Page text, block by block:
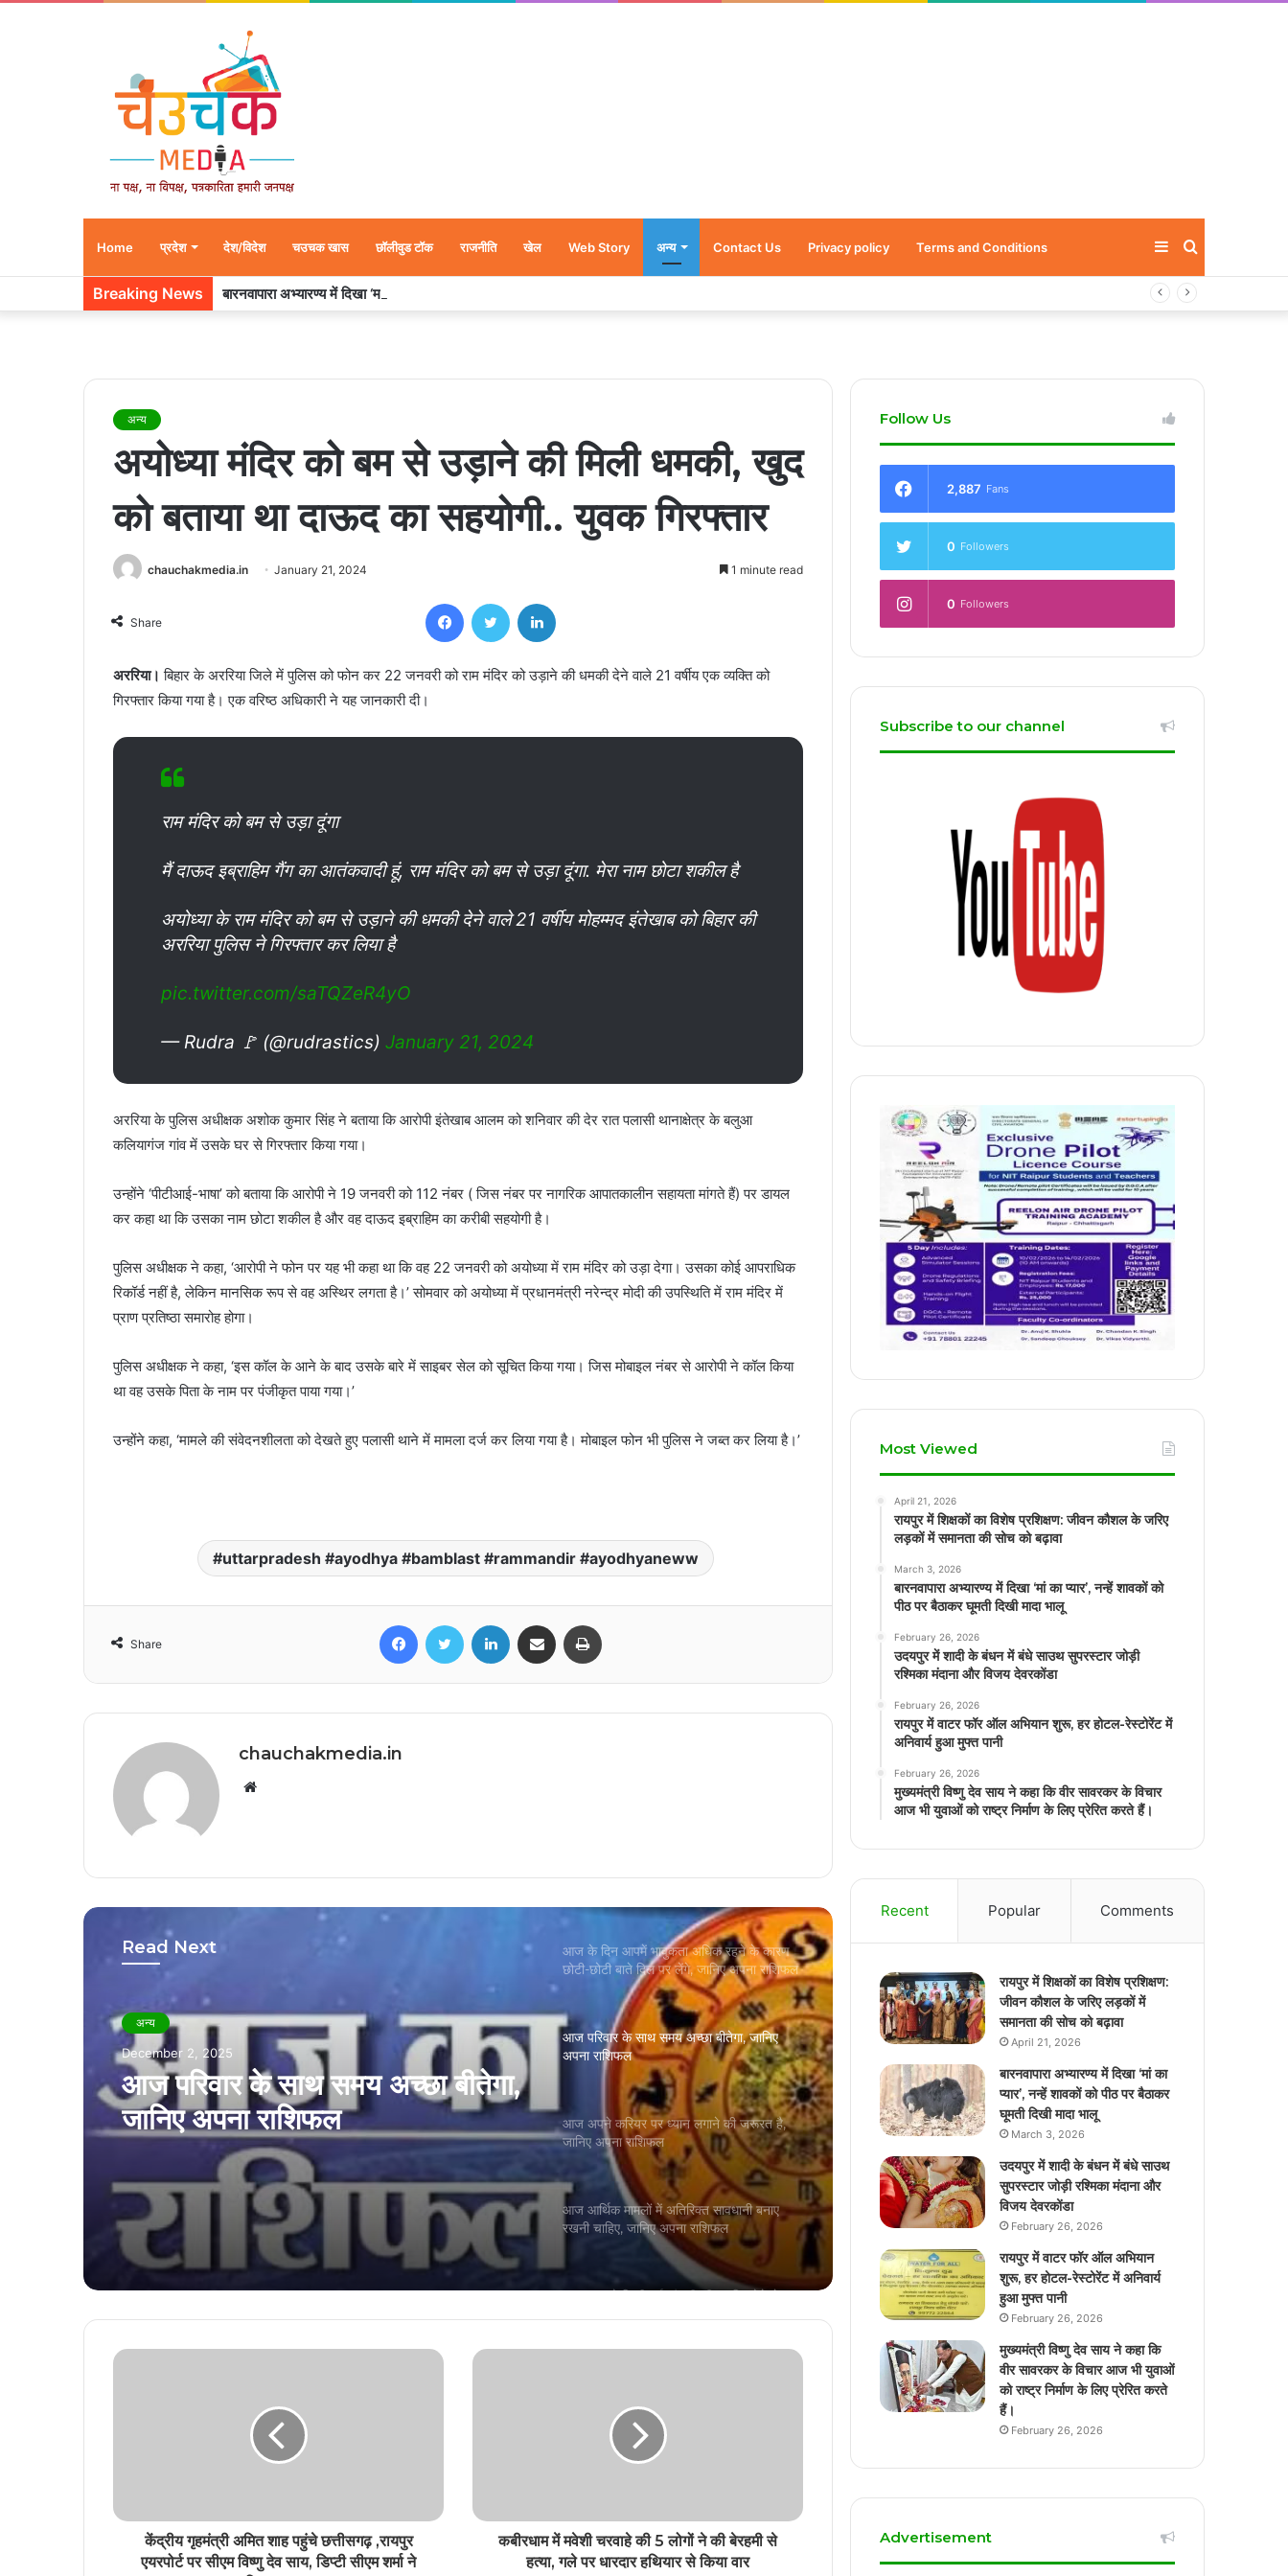
Home प्रदेश देश/विदेश चउचक खास छॉलीवुड टॉक राजनीति खेल Web Story अन्य Contact Us Privacy policy Terms and Conditions Sidebar
Breaking News बारनवापारा अभ्यारण्य में दिखा ‘मां का प्यार’, नन्हें शावकों को पीठ पर बैठाकर घूमती दिखी मादा भालू
अन्य
अयोध्या मंदिर को बम से उड़ाने की मिली धमकी, खुद
को बताया था दाऊद का सहयोगी.. युवक गिरफ्तार
chauchakmedia.in January 21, 2024 1 minute read
Share
FacebookTwitter
अररिया। बिहार के अररिया जिले में पुलिस को फोन कर 22 जनवरी को राम मंदिर को उड़ाने की धमकी देने वाले 21 वर्षीय एक व्यक्ति को
गिरफ्तार किया गया है। एक वरिष्ठ अधिकारी ने यह जानकारी दी।
राम मंदिर को बम से उड़ा दूंगा
मैं दाऊद इब्राहिम गैंग का आतंकवादी हूं, राम मंदिर को बम से उड़ा दूंगा. मेरा नाम छोटा शकील है
अयोध्या के राम मंदिर को बम से उड़ाने की धमकी देने वाले 21 वर्षीय मोहम्मद इंतेखाब को बिहार की
अररिया पुलिस ने गिरफ्तार कर लिया है
pic.twitter.com/saTQZeR4yO
— Rudra 🚩 (@rudrastics) January 21, 2024
अररिया के पुलिस अधीक्षक अशोक कुमार सिंह ने बताया कि आरोपी इंतेखाब आलम को शनिवार की देर रात पलासी थानाक्षेत्र के बलुआ
कलियागंज गांव में उसके घर से गिरफ्तार किया गया।
उन्होंने ‘पीटीआई-भाषा’ को बताया कि आरोपी ने 19 जनवरी को 112 नंबर ( जिस नंबर पर नागरिक आपातकालीन सहायता मांगते हैं) पर डायल
कर कहा था कि उसका नाम छोटा शकील है और वह दाऊद इब्राहिम का करीबी सहयोगी है।
पुलिस अधीक्षक ने कहा, ‘आरोपी ने फोन पर यह भी कहा था कि वह 22 जनवरी को अयोध्या में राम मंदिर को उड़ा देगा। उसका कोई आपराधिक
रिकॉर्ड नहीं है, लेकिन मानसिक रूप से वह अस्थिर लगता है।’ सोमवार को अयोध्या में प्रधानमंत्री नरेन्द्र मोदी की उपस्थिति में राम मंदिर में
प्राण प्रतिष्ठा समारोह होगा।
पुलिस अधीक्षक ने कहा, ‘इस कॉल के आने के बाद उसके बारे में साइबर सेल को सूचित किया गया। जिस मोबाइल नंबर से आरोपी ने कॉल किया
था वह उसके पिता के नाम पर पंजीकृत पाया गया।’
उन्होंने कहा, ‘मामले की संवेदनशीलता को देखते हुए पलासी थाने में मामला दर्ज कर लिया गया है। मोबाइल फोन भी पुलिस ने जब्त कर लिया है।’
uttarpradesh #ayodhya #bamblast #rammandir #ayodhyaneww
Share
FacebookTwitter LinkedIn Share via Email
chauchakmedia.in
Website
Read Next
अन्य
December 2, 2025
आज परिवार के साथ समय अच्छा बीतेगा,
जानिए अपना राशिफल
November 21, 2025
आज अपने करियर पर ध्यान लगाने की
जरूरत है, जानिए अपना राशिफल
आज का दिन आपके लिए कोई निर्णय सोच समझकर
आज का दिन आपके लिए धन-धान्य में वृद्धि लेकर आने
वाला है, जानिए अपना राशिफल
आज अपने खान-पान में सावधानी बरतें, जानिए आज
का राशिफल
आज का दिन आपके लिए किसी जोखिम भरे काम में
छोटी-छोटी बाते दिल पर लेंगे, जानिए अपना राशिफल
आज परिवार के साथ समय अच्छा बीतेगा, जानिए
अपना राशिफल
आज अपने करियर पर ध्यान लगाने की जरूरत है,
जानिए अपना राशिफल
आज आर्थिक मामलों में अतिरिक्त सावधानी बनाए
रखनी चाहिए, जानिए अपना राशिफल
आज आपको किसी नई नौकरी की प्राप्ति होने से
आपका मन काफी खुश रहेगा, जानिए अपना राशिफल
आज का दिन आपके लिए कोई निर्णय सोच समझकर
आज का दिन आपके लिए धन-धान्य में वृद्धि लेकर आने
वाला है, जानिए अपना राशिफल
केंद्रीय गृहमंत्री अमित शाह पहुंचे छत्तीसगढ़ ,रायपुर
एयरपोर्ट पर सीएम विष्णु देव साय, डिप्टी सीएम शर्मा ने
कबीरधाम में मवेशी चरवाहे की 5 लोगों ने की बेरहमी से
हत्या, गले पर धारदार हथियार से किया वार
Follow Us
2,887 Fans
0 Followers
0 Followers
Subscribe to our channel
Most Viewed
April 21, 2026
रायपुर में शिक्षकों का विशेष प्रशिक्षण: जीवन कौशल के जरिए
लड़कों में समानता की सोच को बढ़ावा
March 3, 2026
बारनवापारा अभ्यारण्य में दिखा ‘मां का प्यार’, नन्हें शावकों को
पीठ पर बैठाकर घूमती दिखी मादा भालू
February 26, 2026
उदयपुर में शादी के बंधन में बंधे साउथ सुपरस्टार जोड़ी
रश्मिका मंदाना और विजय देवरकोंडा
February 26, 2026
रायपुर में वाटर फॉर ऑल अभियान शुरू, हर होटल-रेस्टोरेंट में
अनिवार्य हुआ मुफ्त पानी
February 26, 2026
मुख्यमंत्री विष्णु देव साय ने कहा कि वीर सावरकर के विचार
आज भी युवाओं को राष्ट्र निर्माण के लिए प्रेरित करते हैं।
Recent Popular Comments
रायपुर में शिक्षकों का विशेष प्रशिक्षण:
जीवन कौशल के जरिए लड़कों में
समानता की सोच को बढ़ावा
April 21, 2026
बारनवापारा अभ्यारण्य में दिखा ‘मां का
प्यार’, नन्हें शावकों को पीठ पर बैठाकर
घूमती दिखी मादा भालू
March 3, 2026
उदयपुर में शादी के बंधन में बंधे साउथ
सुपरस्टार जोड़ी रश्मिका मंदाना और
विजय देवरकोंडा
February 26, 2026
रायपुर में वाटर फॉर ऑल अभियान
शुरू, हर होटल-रेस्टोरेंट में अनिवार्य
हुआ मुफ्त पानी
February 26, 2026
मुख्यमंत्री विष्णु देव साय ने कहा कि
वीर सावरकर के विचार आज भी युवाओं
को राष्ट्र निर्माण के लिए प्रेरित करते
हैं।
February 26, 2026
Advertisement